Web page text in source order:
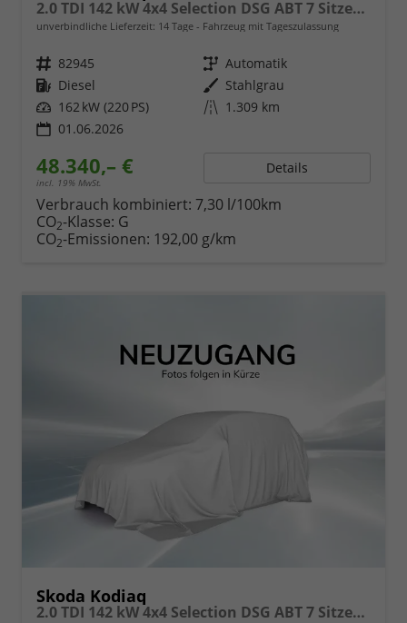
2.0 TDI 142 kW 4x4 Selection DSG ABT 7 Sitzer 19 Zoll AHK
unverbindliche Lieferzeit: 14 Tage Fahrzeug mit Tageszulassung
Fahrzeugnr. 82945 Getriebe Automatik
Kraftstoff Diesel Außenfarbe Stahlgrau
Leistung 162 kW (220 PS) Kilometerstand 1.309 km
01.06.2026
48.340,– €
incl. 19% MwSt.
Details
Verbrauch kombiniert: 7,30 l/100km
CO2-Klasse: G
CO2-Emissionen: 192,00 g/km
Skoda Kodiaq
2.0 TDI 142 kW 4x4 Selection DSG ABT 7 Sitzer 19 Zoll AHK